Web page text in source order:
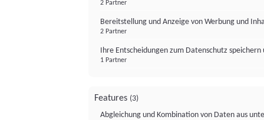
2 Partner
Bereitstellung und Anzeige von Werbung und
2 Partner
Ihre Entscheidungen zum Datenschutz
1 Partner
Features (3)
Abgleichung und Kombination von Daten aus